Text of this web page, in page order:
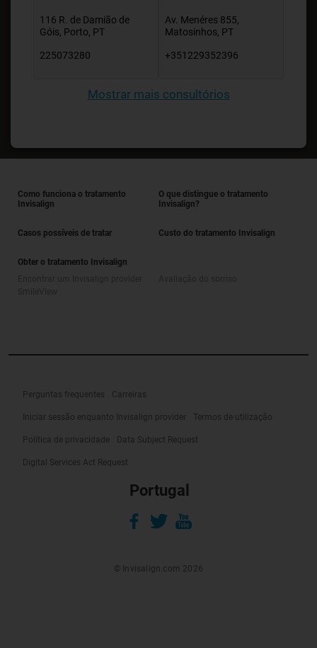
116 R. de Damião de
Góis, Porto, PT
225073280
Av. Menéres 855,
Matosinhos, PT
+351229352396
Mostrar mais consultórios
Como funciona o tratamento
Invisalign
O que distingue o tratamento
Invisalign?
Casos possíveis de tratar Custo do tratamento Invisalign
Obter o tratamento Invisalign
Perguntas frequentes Carreiras
Iniciar sessão enquanto Invisalign provider Termos de utilização
Política de privacidade Data Subject Request
Digital Services Act Request
Portugal
© Invisalign.com 2026